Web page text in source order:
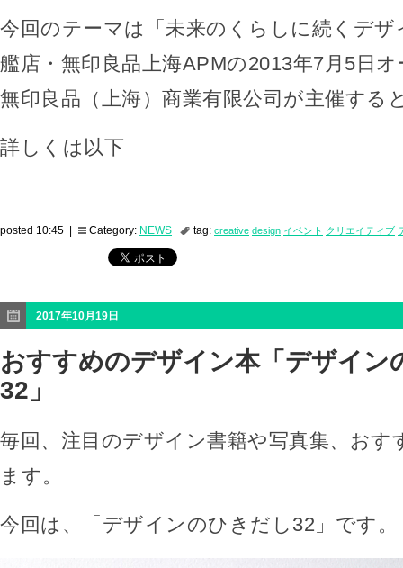
今回のテーマは「未来のくらしに続くデザ
艦店・無印良品上海APMの2013年7月5日
無印良品（上海）商業有限公司が主催する
詳しくは以下
posted 10:45 | Category: NEWS tag: creative design イベント クリエイティブ
2017年10月19日
おすすめのデザイン本「デザイン
32」
毎回、注目のデザイン書籍や写真集、おす
ます。
今回は、「デザインのひきだし32」です。